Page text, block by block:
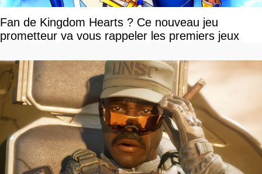
Fan de Kingdom Hearts ? Ce nouveau jeu
prometteur va vous rappeler les premiers jeux